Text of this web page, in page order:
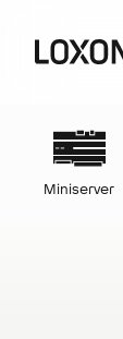
Miniserver